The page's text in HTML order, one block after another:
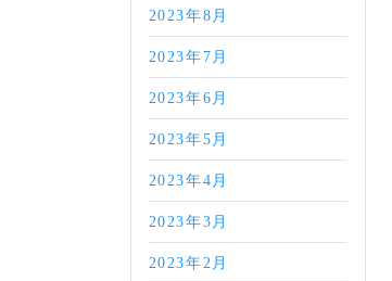
2023年8月
2023年7月
2023年6月
2023年5月
2023年4月
2023年3月
2023年2月